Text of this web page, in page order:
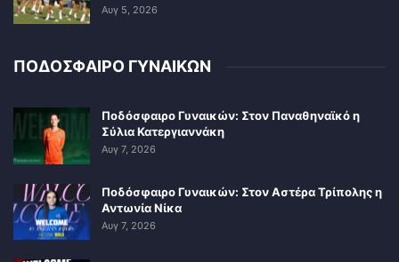
Αυγ 5, 2026
ΠΟΔΟΣΦΑΙΡΟ ΓΥΝΑΙΚΩΝ
Ποδόσφαιρο Γυναικών: Στον Παναθηναϊκό η
Σύλια Κατεργιαννάκη
Αυγ 7, 2026
Ποδόσφαιρο Γυναικών: Στον Αστέρα Τρίπολης η
Αντωνία Νίκα
Αυγ 7, 2026